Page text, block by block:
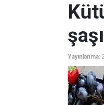
Yayınlanma: